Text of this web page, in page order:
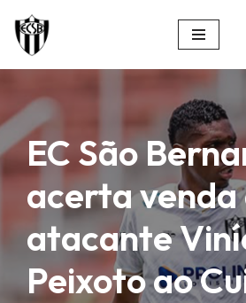
Pular
para
conteúdo
EC São
acerta venda
atacante
Peixoto ao